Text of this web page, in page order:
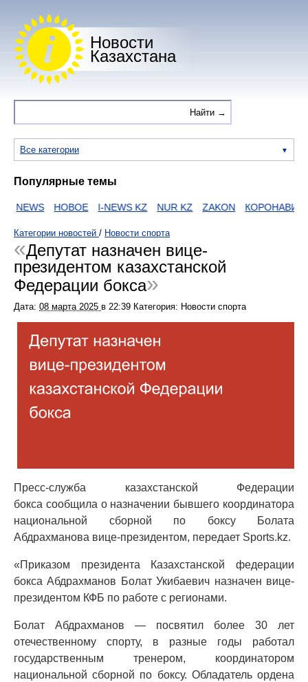
Новости
Казахстана
Все категории
Популярные темы
NEWS НОВОЕ I-NEWS KZ NUR KZ ZAKON
Категории новостей / Новости спорта
Депутат назначен вице-
президентом казахстанской
Федерации бокса
Дата: 08 марта 2025 в 22:39 Категория: Новости спорта
Пресс-служба казахстанской Федерации
бокса сообщила о назначении бывшего координатора
национальной сборной по боксу Болата
Абдрахманова вице-президентом, передает Sports.kz.
«Приказом президента Казахстанской федерации
бокса Абдрахманов Болат Укибаевич назначен вице-
президентом КФБ по работе с регионами.
Болат Абдрахманов — посвятил более 30 лет
отечественному спорту, в разные годы работал
государственным тренером, координатором
национальной сборной по боксу. Обладатель ордена